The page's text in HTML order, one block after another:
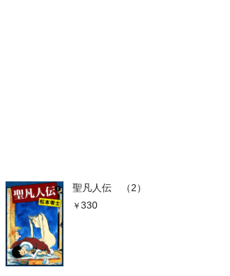
聖凡人伝 （2）
330